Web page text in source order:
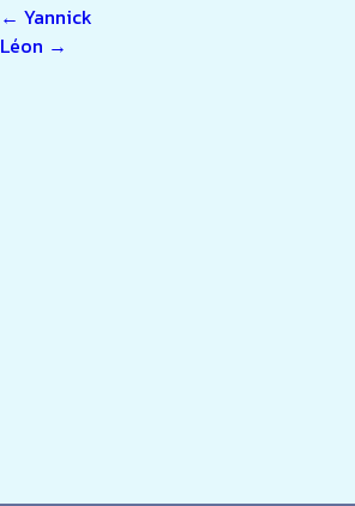
NAVIGATION
← Yannick
Léon →